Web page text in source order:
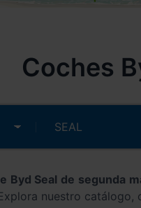
Coches
Byd Seal de segunda
nuestro